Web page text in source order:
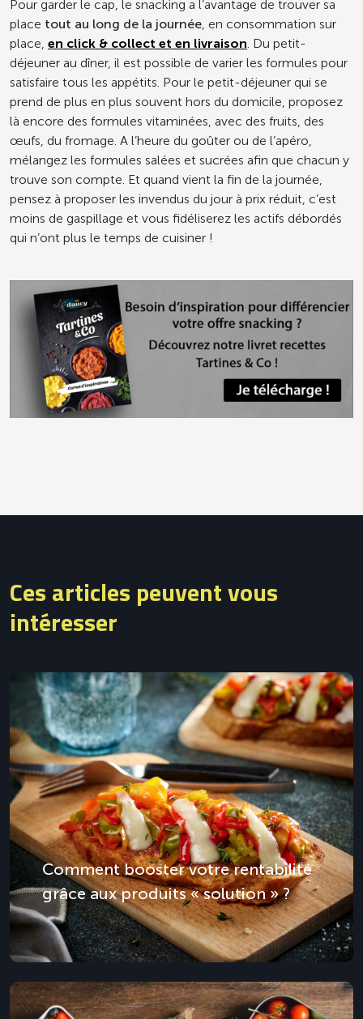
Pour garder le cap, le snacking a l’avantage de trouver sa
place tout au long de la journée, en consommation sur
place, en click & collect et en livraison. Du petit-
déjeuner au dîner, il est possible de varier les formules pour
satisfaire tous les appétits. Pour le petit-déjeuner qui se
prend de plus en plus souvent hors du domicile, proposez
là encore des formules vitaminées, avec des fruits, des
œufs, du fromage. A l’heure du goûter ou de l’apéro,
mélangez les formules salées et sucrées afin que chacun y
trouve son compte. Et quand vient la fin de la journée,
pensez à proposer les invendus du jour à prix réduit, c’est
moins de gaspillage et vous fidéliserez les actifs débordés
qui n’ont plus le temps de cuisiner !
Ces articles peuvent vous
intéresser
Comment booster votre rentabilité
grâce aux produits « solution » ?